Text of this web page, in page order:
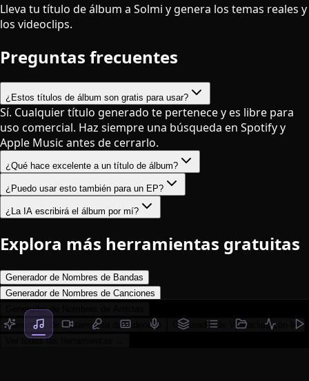
Lleva tu título de álbum a Solmi y genera los temas reales y
los videoclips.
Preguntas frecuentes
¿Estos títulos de álbum son gratis para usar?
Sí. Cualquier título generado te pertenece y es libre para
uso comercial. Haz siempre una búsqueda en Spotify y
Apple Music antes de cerrarlo.
¿Qué hace excelente a un título de álbum?
¿Puedo usar esto también para un EP?
¿La IA escribirá el álbum por mí?
Explora más herramientas gratuitas
Generador de Nombres de Bandas
Generador de Nombres de Canciones
Generador de Nombres de Artistas
Generador de Tratamiento de Videoclip
Generador de Videoclips con IA
Ver todas las herramientas →